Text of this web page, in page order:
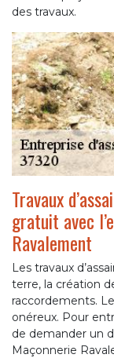
des travaux.
Travaux
gratuit avec
Ravalement
Les travaux
terre, la création
raccordements.
onéreux. Pour
de demander un
Maçonnerie